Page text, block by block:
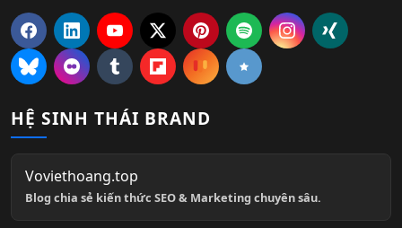
HỆ SINH THÁI BRAND
Voviethoang.top
Blog chia sẻ kiến thức SEO & Marketing chuyên sâu.